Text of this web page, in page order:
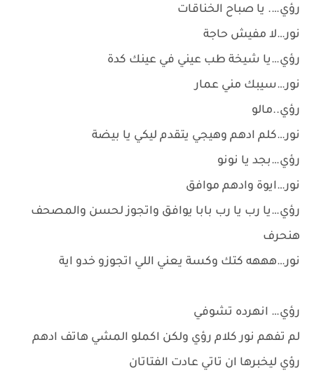
رؤي…. يا صباح الخناقات
نور…لا مفيش حاجة
رؤي…يا شيخة طب عيني في عينك كدة
نور…سيبك مني عمار
رؤي..مالو
نور…كلم ادهم وهيجي يتقدم ليكي يا بيضة
رؤي…بجد يا نونو
نور…ايوة وادهم موافق
رؤي…يا رب يا رب بابا يوافق واتجوز لحسن والمصحف
هنحرف
نور…هههه كتك وكسة يعني اللي اتجوزو خدو اية
رؤي… انهرده تشوفي
لم تفهم نور كلام رؤي ولكن اكملو المشي هاتف ادهم
رؤي ليخبرها ان تاتي عادت الفتاتان